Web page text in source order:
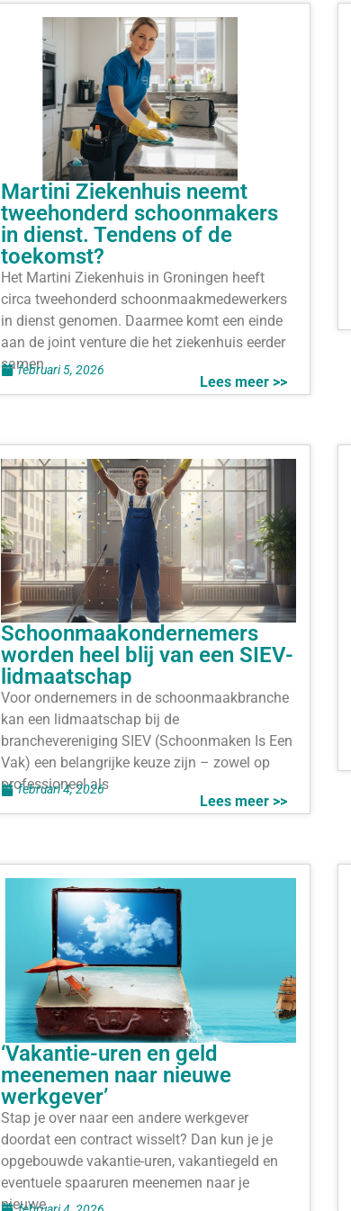
Martini Ziekenhuis neemt
tweehonderd schoonmakers
in dienst. Tendens of de
toekomst?
Het Martini Ziekenhuis in Groningen heeft
circa tweehonderd schoonmaakmedewerkers
in dienst genomen. Daarmee komt een einde
aan de joint venture die het ziekenhuis eerder
samen
Lees meer >>
februari 5, 2026
Schoonmaakondernemers
worden heel blij van een SIEV-
lidmaatschap
Voor ondernemers in de schoonmaakbranche
kan een lidmaatschap bij de
branchevereniging SIEV (Schoonmaken Is Een
Vak) een belangrijke keuze zijn – zowel op
professioneel als
Lees meer >>
februari 4, 2026
‘Vakantie-uren en geld
meenemen naar nieuwe
werkgever’
Stap je over naar een andere werkgever
doordat een contract wisselt? Dan kun je je
opgebouwde vakantie-uren, vakantiegeld en
eventuele spaaruren meenemen naar je
nieuwe